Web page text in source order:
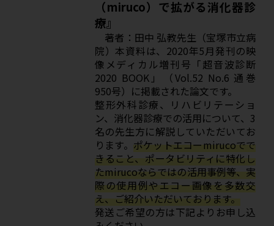
（miruco）で拡がる消化器診
療』
著者：田中 弘教先生（宝塚市立病
院）本資料は、2020年5月発刊の映
像メディカル増刊号「超音波診断
2020 BOOK」（Vol.52 No.6 通巻
950号）に掲載された論文です。
整形外科診療、リハビリテーショ
ン、消化器診療での活用について、3
名の先生方に解説していただいてお
ります。 ポケットエコーmirucoでで
きること、ポータビリティに特化し
たmirucoならではの活用事例等、実
際の使用例やエコー画像を多数交
え、ご紹介いただいております。
発送ご希望の方は下記よりお申し込